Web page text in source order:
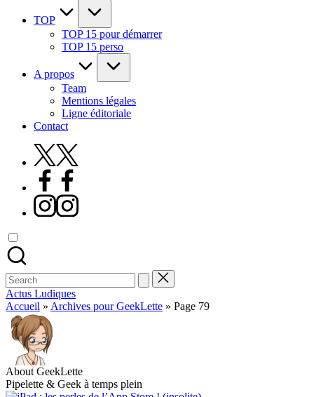
TOP
TOP 15 pour démarrer
TOP 15 perso
A propos
Team
Mentions légales
Ligne éditoriale
Contact
X
Facebook
Instagram
Search
for:
Actus Ludiques
Accueil » Archives pour GeekLette » Page 79
About GeekLette
Pipelette & Geek à temps plein